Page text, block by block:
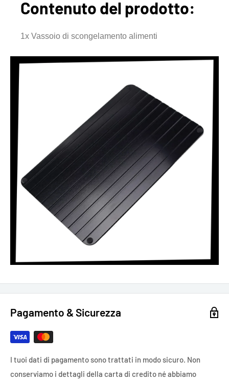
Contenuto del prodotto:
1x Vassoio di scongelamento alimenti
Pagamento & Sicurezza
I tuoi dati di pagamento sono trattati in modo sicuro. Non
conserviamo i dettagli della carta di credito né abbiamo